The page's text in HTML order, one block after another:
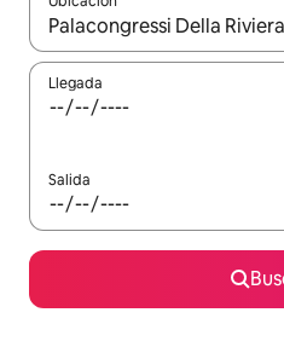
Cuando los resultados estén
Llegada
Salida